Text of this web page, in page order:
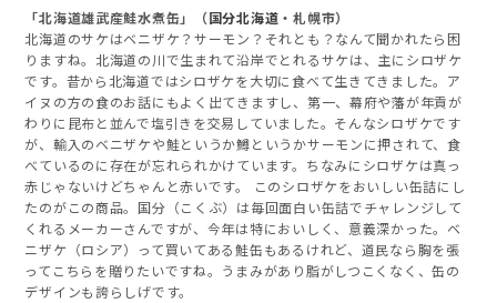
「北海道雄武産鮭水煮缶」（国分北海道 ・札幌市）
北海道のサケはベニザケ？サーモン？それとも？なんて聞かれたら困
りますね。北海道の川で生まれて沿岸でとれるサケは、主にシロザケ
です。昔から北海道ではシロザケを大切に食べて生きてきました。ア
イヌの方の食のお話にもよく出てきますし、第一、幕府や藩が年貢が
わりに昆布と並んで塩引きを交易していました。そんなシロザケです
が、輸入のベニザケや鮭というか鱒というかサーモンに押されて、食
べているのに存在が忘れられかけています。ちなみにシロザケは真っ
赤じゃないけどちゃんと赤いです。 このシロザケをおいしい缶詰にし
たのがこの商品。国分（こくぶ）は毎回面白い缶詰でチャレンジして
くれるメーカーさんですが、今年は特においしく、意義深かった。ベ
ニザケ（ロシア）って買いてある鮭缶もあるけれど、道民なら胸を張
ってこちらを贈りたいですね。うまみがあり脂がしつこくなく、缶の
デザインも誇らしげです。